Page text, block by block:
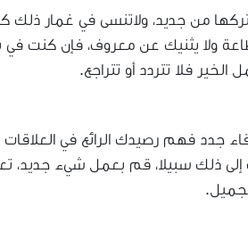
من جديد، ولاتنسى في غمار ذلك
ولا يثنيك عن معروف، فإن كنت
فلا تتردد أو تتراجع.
جدد فهم رصيدك الرائع في العلاقات
ذلك سبيلا، قم بعمل شيء جديد،